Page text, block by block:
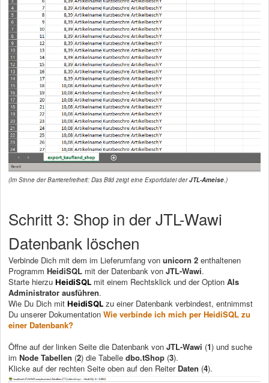
(Im Sinne der Barrierefreiheit: Das Bild zeigt eine Exportdatei derJTL-Ameise.)
Schritt 3: Shop in der JTL-Wawi
Datenbank löschen
Verbinde Dich mit dem im Lieferumfang von unicorn 2 enthaltenen
Programm HeidiSQL mit der Datenbank von JTL-Wawi.
Starte hierzu HeidiSQL mit einem Rechtsklick und der Option Als
Administrator ausführen.
Wie Du Dich mit HeidiSQL zu einer Datenbank verbindest, entnimmst
Du unserer Dokumentation Wie verbinde ich mich per HeidiSQL zu
einer Datenbank?
Öffne auf der linken Seite die Datenbank von JTL-Wawi (1) und suche
im Node Tabellen (2) die Tabelle dbo.tShop (3).
Klicke auf der rechten Seite oben auf den Reiter Daten (4).